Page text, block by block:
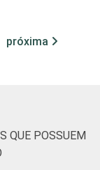
81
próxima
QUE POSSUEM